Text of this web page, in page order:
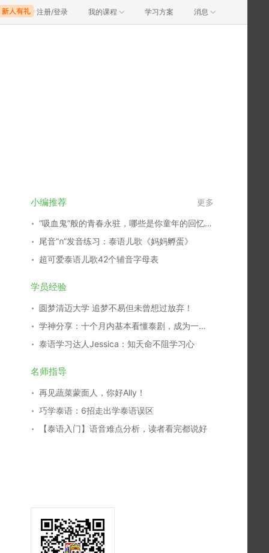
注册/登录 我的课程 学习方案 消息
小编推荐 更多
“吸血鬼”般的青春永驻，哪些是你童年的回忆？谁又俘获了你的心？
尾音“ก”发音练习：泰语儿歌《妈妈孵蛋》
超可爱泰语儿歌42个辅音字母表
学员经验
圆梦清迈大学 追梦不易但未曾想过放弃！
学神分享：十个月内基本看懂泰剧，成为一名泰剧翻译，我是这么学习的！
泰语学习达人Jessica：知天命不阻学习心
名师指导
再见蔬菜蒙面人，你好Ally！
巧学泰语：6招走出学泰语误区
【泰语入门】语音难点分析，读者看完都说好